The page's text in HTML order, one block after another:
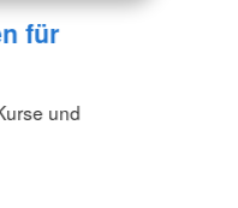
für
und